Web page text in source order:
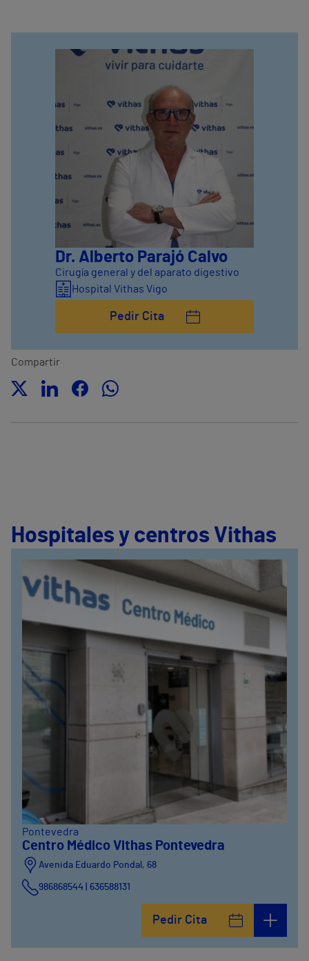
Dr. Alberto Parajó Calvo
Cirugía general y del aparato digestivo
Hospital Vithas Vigo
Pedir Cita
Compartir
Hospitales y centros Vithas
Pontevedra
Centro Médico Vithas Pontevedra
Avenida Eduardo Pondal, 68
986868544 | 636588131
Pedir Cita